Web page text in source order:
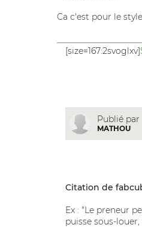
Ca c'est pour le
[size=167:2svoglxv]
Publié par
MATHOU
Citation de
Ex : "Le preneur
puisse sous-